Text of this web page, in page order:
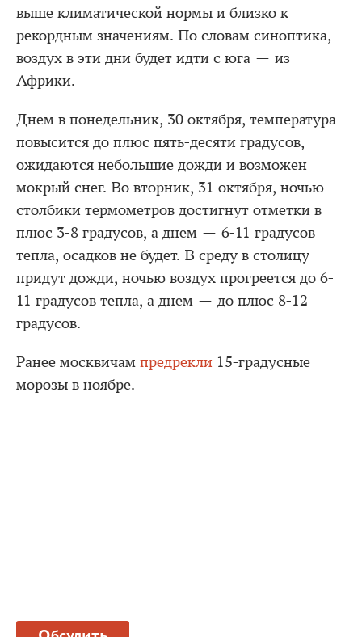
выше климатической нормы и близко к
рекордным значениям. По словам синоптика,
воздух в эти дни будет идти с юга — из
Африки.
Днем в понедельник, 30 октября, температура
повысится до плюс пять-десяти градусов,
ожидаются небольшие дожди и возможен
мокрый снег. Во вторник, 31 октября, ночью
столбики термометров достигнут отметки в
плюс 3-8 градусов, а днем — 6-11 градусов
тепла, осадков не будет. В среду в столицу
придут дожди, ночью воздух прогреется до 6-
11 градусов тепла, а днем — до плюс 8-12
градусов.
Ранее москвичам предрекли 15-градусные
морозы в ноябре.